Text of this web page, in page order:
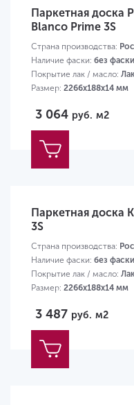
Паркетная доска
Blanco Prime 3S
Страна производства:
Наличие фаски: без фаски
Покрытие лак / масло:
Размер: 2266х188х14 мм
3 064 руб. м2
Паркетная доска
3S
Страна производства:
Наличие фаски: без фаски
Покрытие лак / масло:
Размер: 2266х188х14 мм
3 487 руб. м2